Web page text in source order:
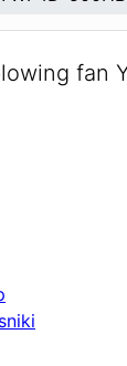
fan